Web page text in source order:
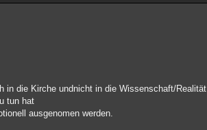
in die Kirche undnicht in die Wissenschaft/Realität
tun hat
ausgenomen werden.